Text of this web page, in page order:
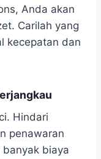
Anda akan
Carilah yang
kecepatan dan
Hindari
penawaran
biaya